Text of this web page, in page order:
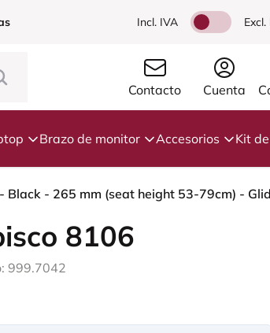
Incl. IVA
Contacto Cuenta
Brazo de monitor Accesorios Kit
- 265 mm (seat height 53-79cm) -
8106
999.7042